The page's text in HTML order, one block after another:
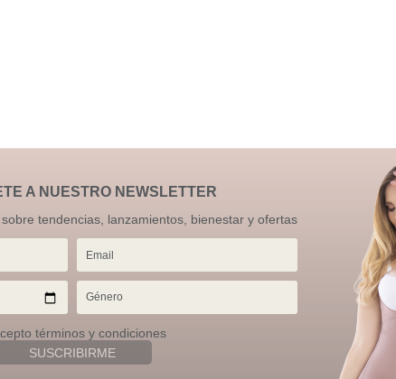
A NUESTRO NEWSLETTER
tendencias, lanzamientos, bienestar y ofertas
términos y condiciones
SUSCRIBIRME